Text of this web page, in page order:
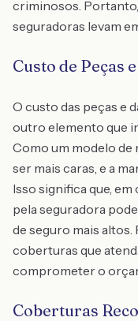
criminosos.
seguradoras levam
Custo de Peças
O custo das peças e
outro elemento que
Como um modelo de
ser mais caras, e a
Isso significa que,
pela seguradora
de seguro mais
coberturas que
comprometer o
Coberturas